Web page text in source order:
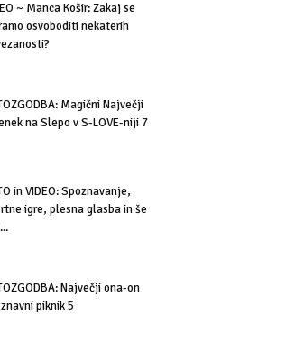
~ Manca Košir: Zakaj se
osvoboditi nekaterih
Magični Največji
na Slepo v S-LOVE-niji 7
in VIDEO: Spoznavanje,
igre, plesna glasba in še
Največji ona-on
piknik 5